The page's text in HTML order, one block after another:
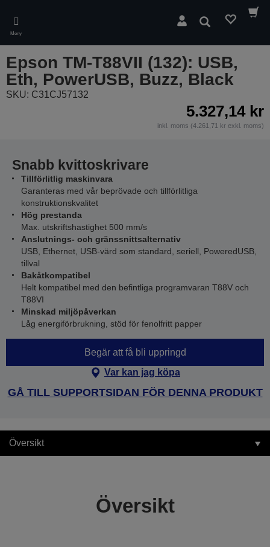
main
content
Meny
Sök
Epson TM-T88VII (132): USB,
Eth, PowerUSB, Buzz, Black
SKU: C31CJ57132
5.327,14 kr
inkl. moms (4.261,71 kr exkl. moms)
Snabb kvittoskrivare
Tillförlitlig maskinvara
Garanteras med vår beprövade och tillförlitliga
konstruktionskvalitet
Hög prestanda
Max. utskriftshastighet 500 mm/s
Anslutnings- och gränssnittsalternativ
USB, Ethernet, USB-värd som standard, seriell, PoweredUSB,
tillval
Bakåtkompatibel
Helt kompatibel med den befintliga programvaran T88V och
T88VI
Minskad miljöpåverkan
Låg energiförbrukning, stöd för fenolfritt papper
Begär att få bli uppringd
Var kan jag köpa
GÅ TILL SUPPORTSIDAN FÖR DENNA PRODUKT
Översikt
Översikt